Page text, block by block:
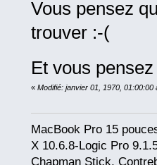
Vous pensez
trouver :-(
Et vous
« Modifié: janvier 01, 1970, 01:00:00
MacBook Pro 15
X 10.6.8-Logic Pro
Chapman Stick,